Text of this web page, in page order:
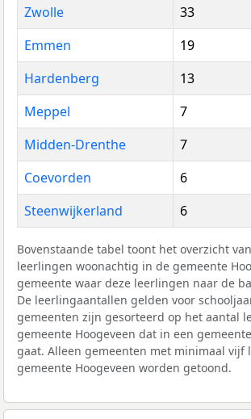
Zwolle
33
Emmen
19
Hardenberg
13
Meppel
7
Midden-Drenthe
7
Coevorden
6
Steenwijkerland
6
Bovenstaande tabel toont het overzicht
leerlingen woonachtig in de gemeente
gemeente waar deze leerlingen naar de
De leerlingaantallen gelden voor
gemeenten zijn gesorteerd op het aantal
gemeente Hoogeveen dat in een
gaat. Alleen gemeenten met minimaal vijf
gemeente Hoogeveen worden getoond.